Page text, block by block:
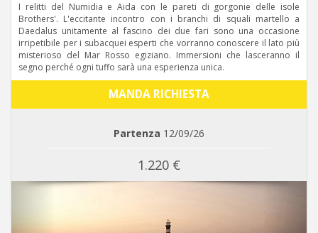
I relitti del Numidia e Aida con le pareti di gorgonie delle isole
Brothers'. L'eccitante incontro con i branchi di squali martello a
Daedalus unitamente al fascino dei due fari sono una occasione
irripetibile per i subacquei esperti che vorranno conoscere il lato più
misterioso del Mar Rosso egiziano. Immersioni che lasceranno il
segno perché ogni tuffo sarà una esperienza unica.
MANDA RICHIESTA
Partenza 12/09/26
1.220 €
Previous Next